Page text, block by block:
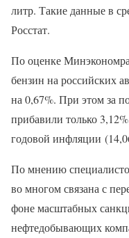
литр. Такие данные в
Росстат.
По оценке
бензин на российских
на 0,67%. При этом за
прибавили только
годовой инфляции
По мнению
во многом связана с
фоне масштабных
нефтедобывающих